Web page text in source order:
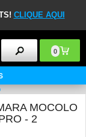
CLIQUE AQUI
0
MOCOLO
- 2